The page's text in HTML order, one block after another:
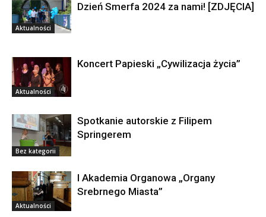
Aktualności
Dzień Smerfa 2024 za nami! [ZDJĘCIA]
Aktualności
Koncert Papieski „Cywilizacja życia”
Bez kategorii
Spotkanie autorskie z Filipem
Springerem
Aktualności
I Akademia Organowa „Organy
Srebrnego Miasta”